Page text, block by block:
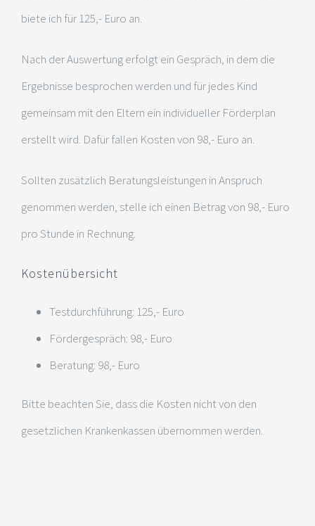
biete ich für 125,- Euro an.
Nach der Auswertung erfolgt ein Gespräch, in dem die
Ergebnisse besprochen werden und für jedes Kind
gemeinsam mit den Eltern ein individueller Förderplan
erstellt wird. Dafür fallen Kosten von 98,- Euro an.
Sollten zusätzlich Beratungsleistungen in Anspruch
genommen werden, stelle ich einen Betrag von 98,- Euro
pro Stunde in Rechnung.
Kostenübersicht
Testdurchführung: 125,- Euro
Fördergespräch: 98,- Euro
Beratung: 98,- Euro
Bitte beachten Sie, dass die Kosten nicht von den
gesetzlichen Krankenkassen übernommen werden.